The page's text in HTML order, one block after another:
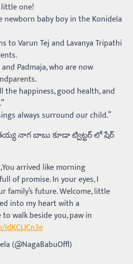
one!
newborn baby boy in the Konidela
to Varun Tej and Lavanya Tripathi
Padmaja, who are now
the happiness, good health, and
always surround our child.”
నాగ బాబు కూడా ట్విట్టర్ లో షేర్
,You arrived like morning
of promise. In your eyes, I
family’s future. Welcome, little
into my heart with a
to walk beside you, paw in
(@NagaBabuOffl)